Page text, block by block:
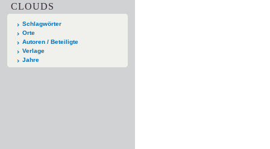
CLOUDS
Schlagwörter
Orte
Autoren / Beteiligte
Verlage
Jahre